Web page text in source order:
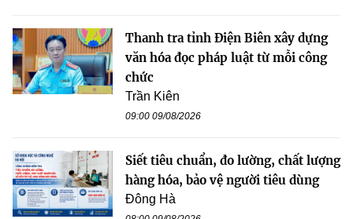
Thanh tra tỉnh Điện Biên xây dựng
văn hóa đọc pháp luật từ mỗi công
chức
Trần Kiên
09:00 09/08/2026
Siết tiêu chuẩn, đo lường, chất lượng
hàng hóa, bảo vệ người tiêu dùng
Đông Hà